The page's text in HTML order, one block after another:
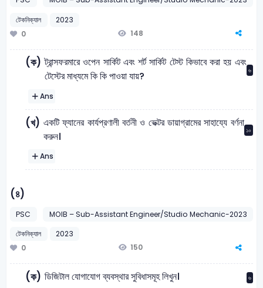
টেকনিক্যাল
2023
0
148
(ক) ট্রান্সফরমারে ওপেন সার্কিট এবং শর্ট সার্কিট টেস্ট কিভাবে করা হয় এবং
টেস্টের মাধ্যমে কি কি পাওয়া যায়?
৬
Ans
(খ) একটি ফ্যানের কার্যপ্রণালী বর্তনী ও ভেক্টর ডায়াগ্রামের সাহায্যে বর্ণনা
করুন।
১০
Ans
(৪)
PSC
MOIB – Sub-Assistant Engineer/Studio Mechanic-2023
টেকনিক্যাল
2023
0
150
(ক) ডিজিটাল যোগাযোগ ব্যবস্থার সুবিধাসমূহ লিখুন। ৬